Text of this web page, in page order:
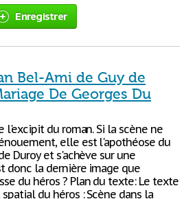
Enregistrer
Bel-Ami de Guy de
De Georges Du
l'excipit du roman. Si la scène ne
elle est l'apothéose du
Duroy et s'achève sur une
donc la dernière image que
du héros ? Plan du texte: Le texte
du héros : Scène dans la